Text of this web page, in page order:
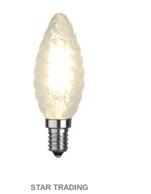
STAR TRADING